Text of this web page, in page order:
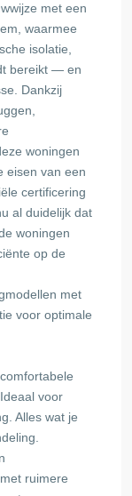
met een
waarmee
isolatie,
bereikt — en
Dankzij
woningen
eisen van een
certificering
al duidelijk dat
woningen
op de
met
voor optimale
voor
Alles wat je
ruimere